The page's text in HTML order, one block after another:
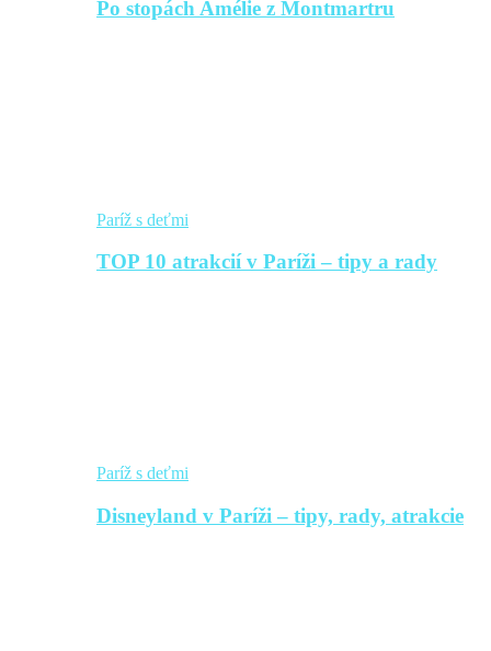
Po stopách Amélie z Montmartru
Paríž s deťmi
TOP 10 atrakcií v Paríži – tipy a rady
Paríž s deťmi
Disneyland v Paríži – tipy, rady, atrakcie